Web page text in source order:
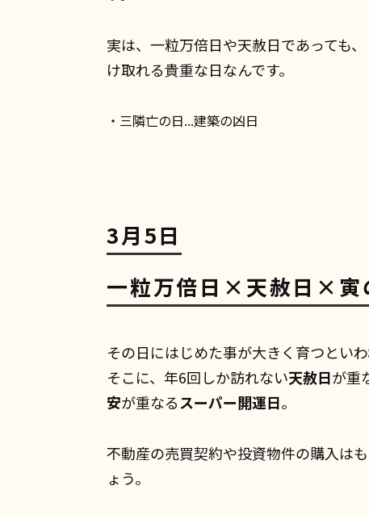
実は、一粒万倍日や天赦日であっても
け取れる貴重な日なんです。
・三隣亡の日...建築の凶日
3月5日
一粒万倍日×天赦日×
その日にはじめた事が大きく育つとい
そこに、年6回しか訪れない天赦日が重
安が重なるスーパー開運日。
不動産の売買契約や投資物件の購入は
ょう。